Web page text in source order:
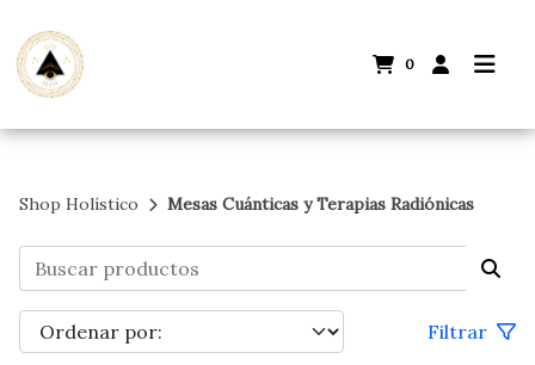
0
Shop Holístico Mesas Cuánticas y Terapias Radiónicas
Filtrar